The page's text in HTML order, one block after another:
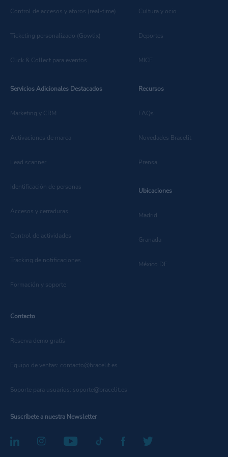
Control de accesos y aforos (real-time)
Ticketing personalizado (Gowtix)
Click & Collect para eventos
Servicios Adicionales Destacados
Marketing y CRM
Activaciones de marca
Lead scanner
Identificación de personas
Accesos y cerraduras
Control de actividades
Tracking de notificaciones
Formación y soporte
Cultura y ocio
Deportes
MICE
Recursos
FAQs
Novedades Bracelit
Prensa
Ubicaciones
Madrid
Granada
México DF
Contacto
Reserva demo gratis
Equipo de ventas: contacto@bracelit.es
Soporte para usuarios: soporte@bracelit.es
Suscríbete a nuestra Newsletter